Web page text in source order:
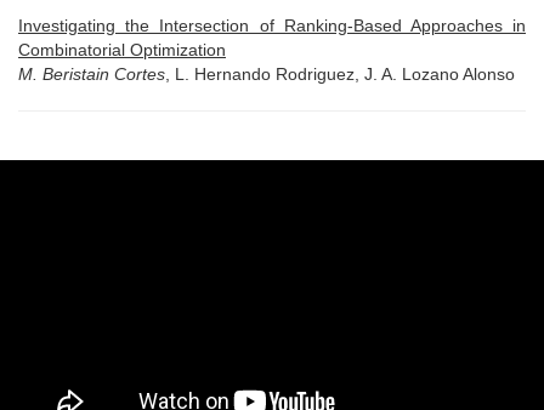
Investigating the Intersection of Ranking-Based Approaches in
Combinatorial Optimization
M. Beristain Cortes , L. Hernando Rodriguez, J. A. Lozano Alonso